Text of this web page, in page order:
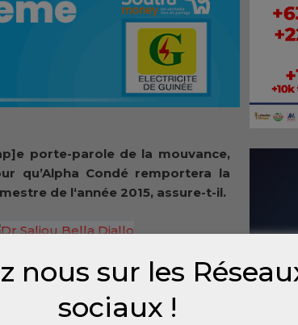
porte-parole de la mouvance,
qu’Alpha Condé remportera la
de l‘année 2015, assure-t-il.
les connaissons bien’’, a déclaré
nous sur les
sociaux !